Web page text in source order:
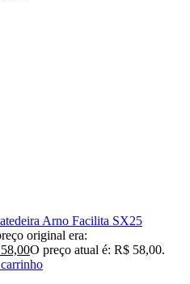
Arno Facilita SX25
original era:
58,00O preço atual é: R$ 58,00.